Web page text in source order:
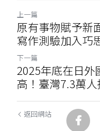
上一篇
原有事物賦予新
寫作測驗加入巧
下一篇
2025年底在日外
高！臺灣7.3萬人
返回網站